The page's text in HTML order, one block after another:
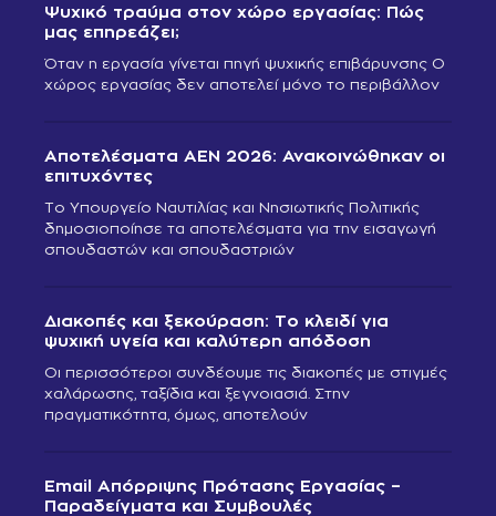
Ψυχικό τραύμα στον χώρο εργασίας: Πώς
μας επηρεάζει;
Όταν η εργασία γίνεται πηγή ψυχικής επιβάρυνσης Ο
χώρος εργασίας δεν αποτελεί μόνο το περιβάλλον
Αποτελέσματα ΑΕΝ 2026: Ανακοινώθηκαν οι
επιτυχόντες
Το Υπουργείο Ναυτιλίας και Νησιωτικής Πολιτικής
δημοσιοποίησε τα αποτελέσματα για την εισαγωγή
σπουδαστών και σπουδαστριών
Διακοπές και ξεκούραση: Το κλειδί για
ψυχική υγεία και καλύτερη απόδοση
Οι περισσότεροι συνδέουμε τις διακοπές με στιγμές
χαλάρωσης, ταξίδια και ξεγνοιασιά. Στην
πραγματικότητα, όμως, αποτελούν
Email Απόρριψης Πρότασης Εργασίας –
Παραδείγματα και Συμβουλές